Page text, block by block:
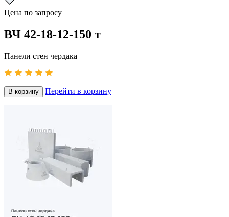
Цена по запросу
ВЧ 42-18-12-150 т
Панели стен чердака
В корзину Перейти в корзину